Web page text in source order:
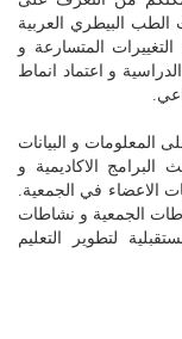
الطب البيطري العربية
التغييرات المتسارعة و
و اعتماد انماط
و البيانات
البرامج الاكاديمية و
الاعضاء في الجمعية.
الجمعية و نشاطات
لتطوير التعليم